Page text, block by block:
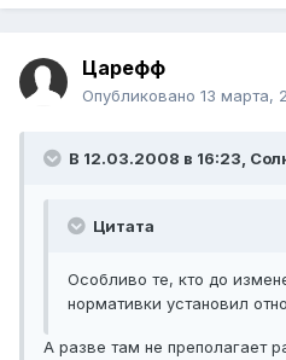
Царефф
Опубликовано 13 марта,
В 12.03.2008 в 16:23,
Цитата
Особливо те, кто до
нормативки установил
А разве там не преполагает